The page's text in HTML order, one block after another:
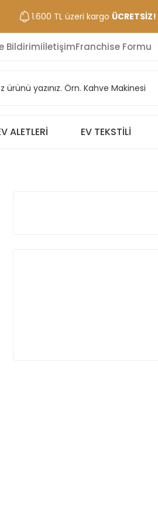
1.600 TL üzeri kargo ÜCRETSİZ!
BildirimiİletişimFranchise Formu
ALETLERI EV TEKSTILI